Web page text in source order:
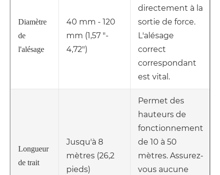
Diamètre
de
l'alésage
40 mm - 120
mm (1,57 "-
4,72")
directement à la
sortie de force.
L'alésage
correct
correspondant
est vital.
Longueur
de trait
Jusqu'à 8
mètres (26,2
pieds)
Permet des
hauteurs de
fonctionnement
de 10 à 50
mètres. Assurez-
vous aucune